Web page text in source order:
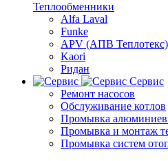
Теплообменники
Alfa Laval
Funke
APV (АПВ Теплотекс)
Kaori
Ридан
Сервис
Ремонт насосов
Обслуживание котлов
Промывка
Промывка и монтаж
Промывка систем